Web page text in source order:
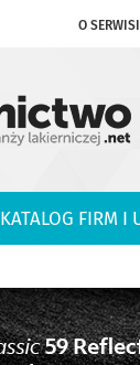
O
KATALOG FIRM I